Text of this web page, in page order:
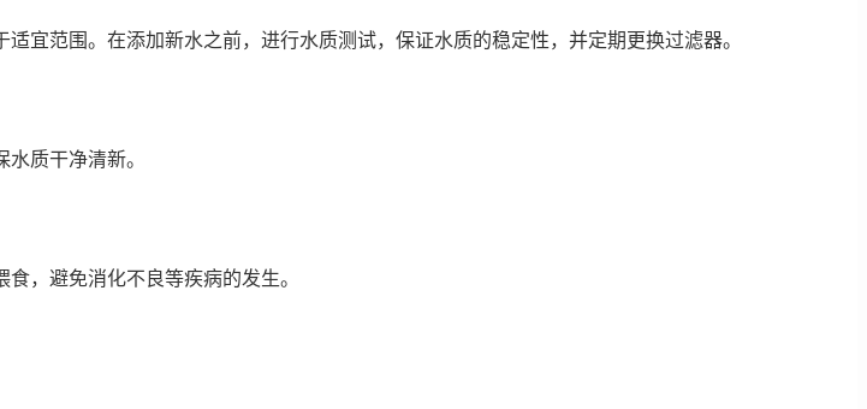
宜范围。在添加新水之前，进行水质测试，保证水质的稳定性，并定期更换过滤器。
质干净清新。
，避免消化不良等疾病的发生。